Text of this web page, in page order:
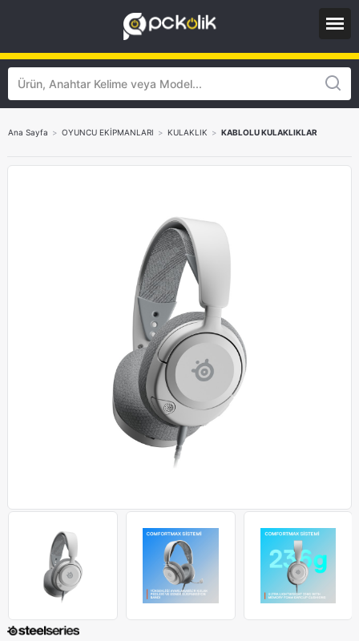
Ana Sayfa > OYUNCU EKİPMANLARI > KULAKLIK > KABLOLU KULAKLIKLAR